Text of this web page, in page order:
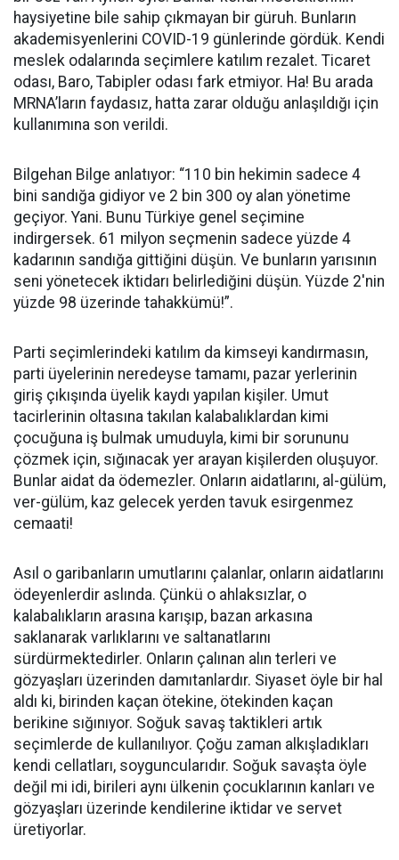
haysiyetine bile sahip çıkmayan bir güruh. Bunların
akademisyenlerini COVID-19 günlerinde gördük. Kendi
meslek odalarında seçimlere katılım rezalet. Ticaret
odası, Baro, Tabipler odası fark etmiyor. Ha! Bu arada
MRNA’ların faydasız, hatta zarar olduğu anlaşıldığı için
kullanımına son verildi.
Bilgehan Bilge anlatıyor: “110 bin hekimin sadece 4
bini sandığa gidiyor ve 2 bin 300 oy alan yönetime
geçiyor. Yani. Bunu Türkiye genel seçimine
indirgersek. 61 milyon seçmenin sadece yüzde 4
kadarının sandığa gittiğini düşün. Ve bunların yarısının
seni yönetecek iktidarı belirlediğini düşün. Yüzde 2'nin
yüzde 98 üzerinde tahakkümü!”.
Parti seçimlerindeki katılım da kimseyi kandırmasın,
parti üyelerinin neredeyse tamamı, pazar yerlerinin
giriş çıkışında üyelik kaydı yapılan kişiler. Umut
tacirlerinin oltasına takılan kalabalıklardan kimi
çocuğuna iş bulmak umuduyla, kimi bir sorununu
çözmek için, sığınacak yer arayan kişilerden oluşuyor.
Bunlar aidat da ödemezler. Onların aidatlarını, al-gülüm,
ver-gülüm, kaz gelecek yerden tavuk esirgenmez
cemaati!
Asıl o garibanların umutlarını çalanlar, onların aidatlarını
ödeyenlerdir aslında. Çünkü o ahlaksızlar, o
kalabalıkların arasına karışıp, bazan arkasına
saklanarak varlıklarını ve saltanatlarını
sürdürmektedirler. Onların çalınan alın terleri ve
gözyaşları üzerinden damıtanlardır. Siyaset öyle bir hal
aldı ki, birinden kaçan ötekine, ötekinden kaçan
berikine sığınıyor. Soğuk savaş taktikleri artık
seçimlerde de kullanılıyor. Çoğu zaman alkışladıkları
kendi cellatları, soyguncularıdır. Soğuk savaşta öyle
değil mi idi, birileri aynı ülkenin çocuklarının kanları ve
gözyaşları üzerinde kendilerine iktidar ve servet
üretiyorlar.